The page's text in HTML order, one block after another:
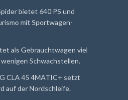
bietet 640 PS und
mit Sportwagen-
als Gebrauchtwagen viel
Schwachstellen.
CLA 45 4MATIC+ setzt
auf der Nordschleife.